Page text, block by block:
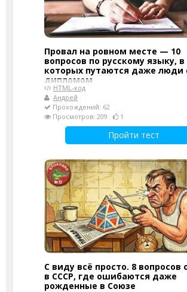
Провал на ровном месте — 10
вопросов по русскому языку, в
которых путаются даже люди
дипломом
HTML-код
Андрей
Прохождений: 62
Просмотров: 209
1
Пройти тест
С виду всё просто. 8 вопросов
в СССР, где ошибаются даже
рожденные в Союзе